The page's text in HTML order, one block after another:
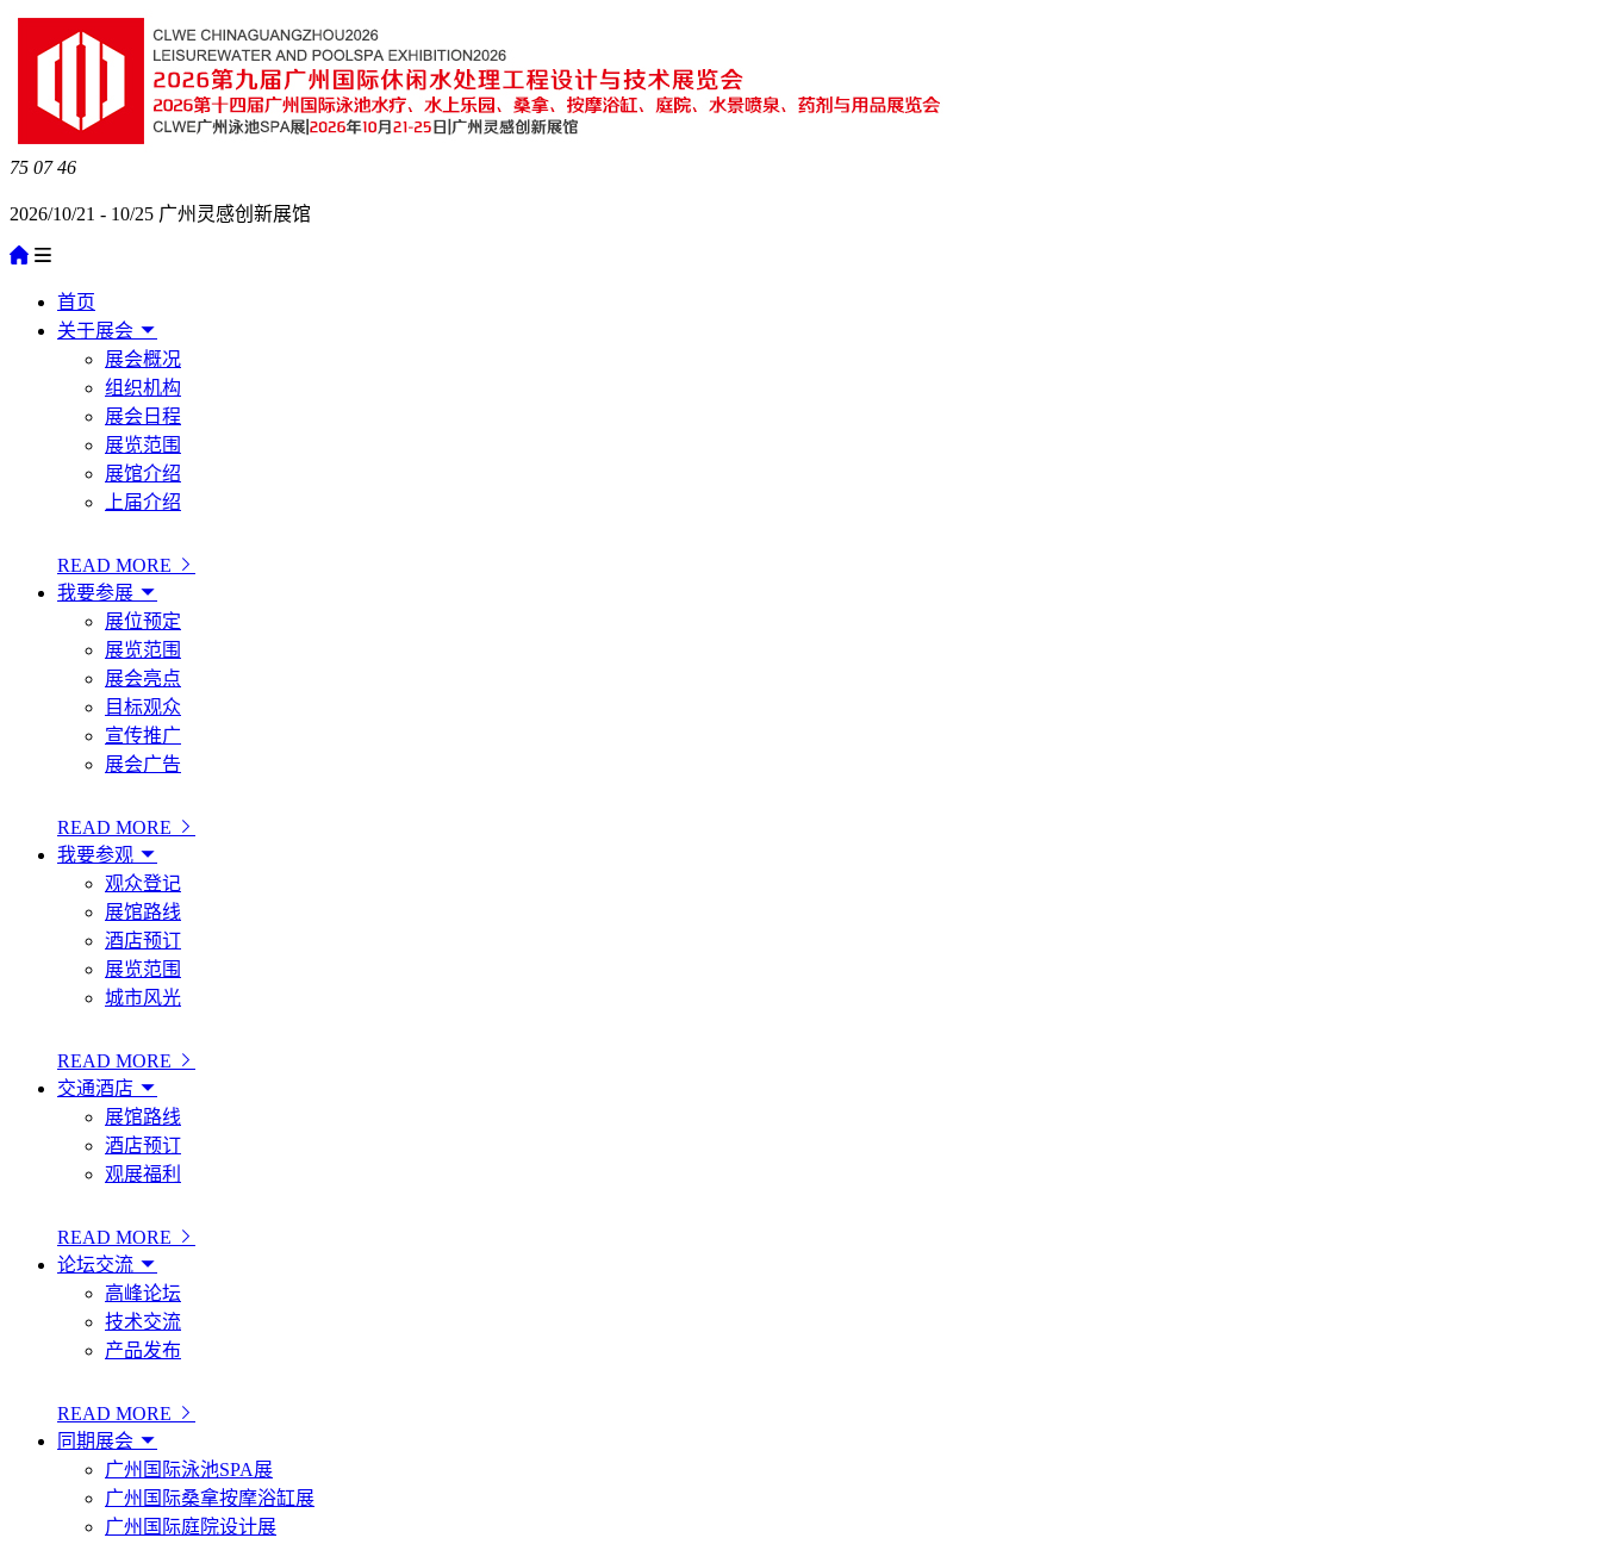
75 07 46
2026/10/21 - 10/25 广州灵感创新展馆
首页
关于展会
展会概况
组织机构
展会日程
展览范围
展馆介绍
上届介绍
READ MORE
我要参展
展位预定
展览范围
展会亮点
目标观众
宣传推广
展会广告
READ MORE
我要参观
观众登记
展馆路线
酒店预订
展览范围
城市风光
READ MORE
交通酒店
展馆路线
酒店预订
观展福利
READ MORE
论坛交流
高峰论坛
技术交流
产品发布
READ MORE
同期展会
广州国际泳池SPA展
广州国际桑拿按摩浴缸展
广州国际庭院设计展